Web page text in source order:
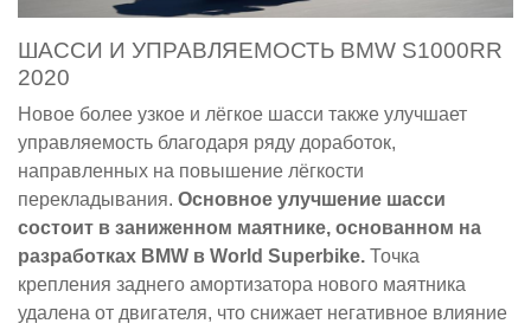
ШАССИ И УПРАВЛЯЕМОСТЬ BMW S1000RR
2020
Новое более узкое и лёгкое шасси также улучшает
управляемость благодаря ряду доработок,
направленных на повышение лёгкости
перекладывания. Основное улучшение шасси
состоит в заниженном маятнике, основанном на
разработках BMW в World Superbike. Точка
крепления заднего амортизатора нового маятника
удалена от двигателя, что снижает негативное влияние